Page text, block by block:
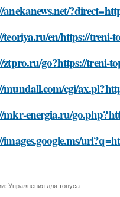
anekanews.net/
teoriya.ru/en/https://treni-
ztpro.ru/go?https://treni-
mundall.com/cgi/
mkr-energia.ru/
images.google.ms/
Упражнения для тонуса